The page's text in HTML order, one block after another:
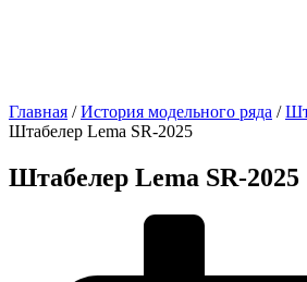
Главная /История модельного ряда /
Штабелер Lema SR-2025
Штабелер Lema SR-2025